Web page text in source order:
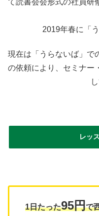
2019年春に「
現在は「うらないば」で
の依頼により、セミナー
レッ
1日たった95円で